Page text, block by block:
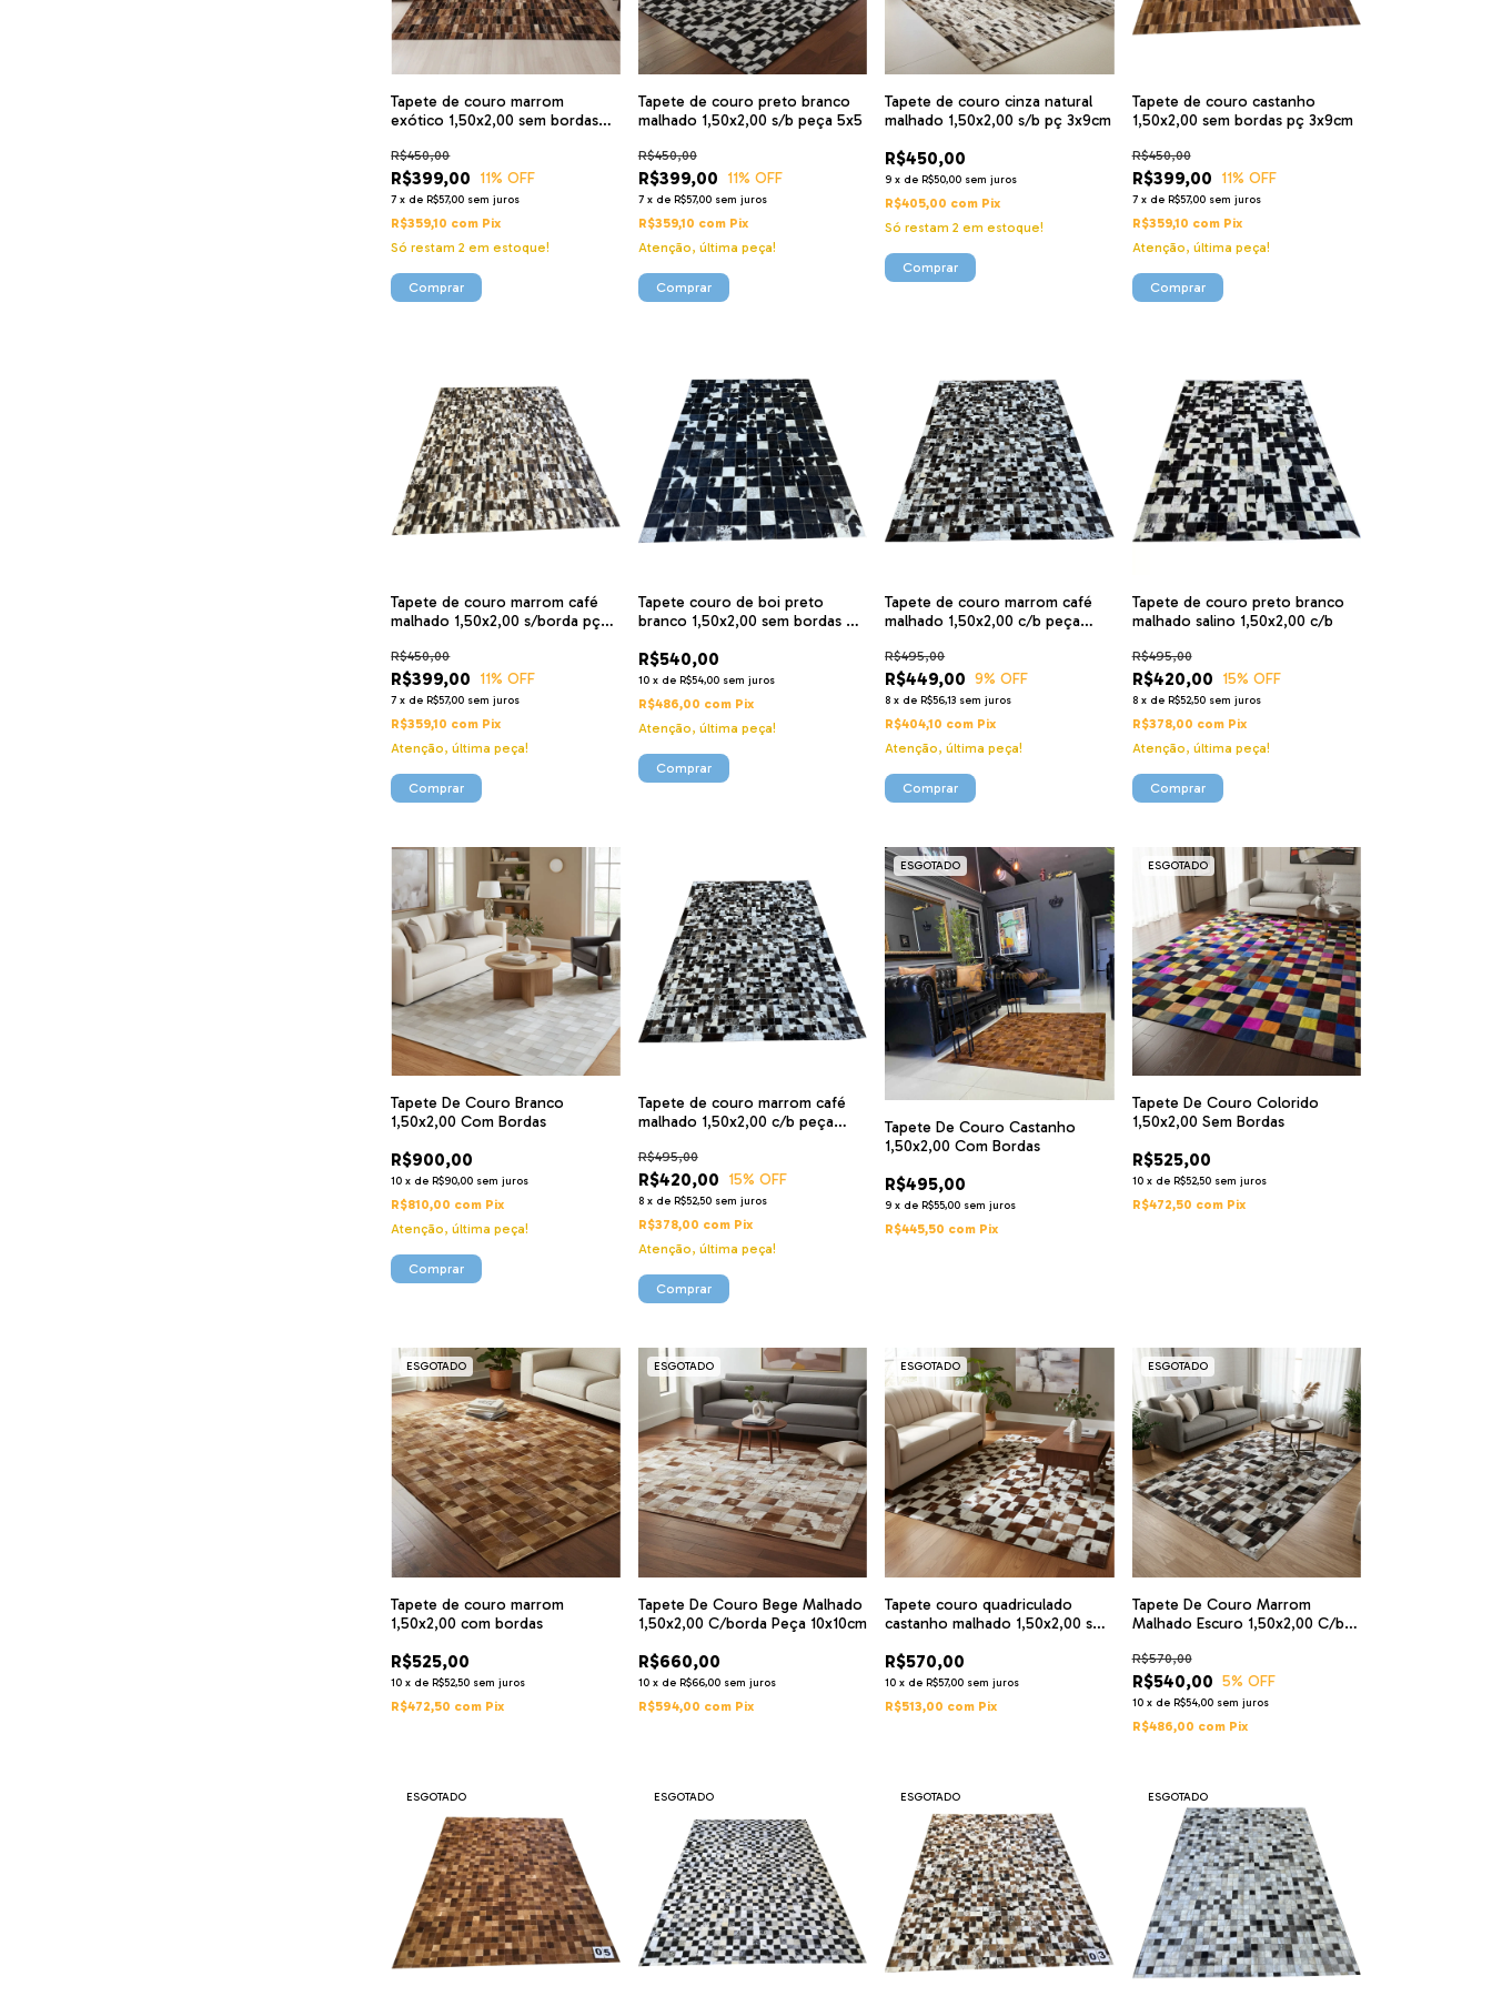
Tapete de couro marrom
exótico 1,50x2,00 sem bordas
R$399,00
R$450,00
11% OFF
7 x deR$57,00 sem juros
R$359,10 com Pix
Só restam2 em estoque!
Tapete de couro preto branco
malhado 1,50x2,00 s/b peça 5x5
R$399,00
R$450,00
11% OFF
7 x de R$57,00 sem juros
R$359,10 com Pix
Atenção, última peça!
Tapete de couro cinza natural
malhado 1,50x2,00 s/b pç 3x9cm
R$450,00
9 x deR$50,00 sem juros
R$405,00 com Pix
Só restam2 em estoque!
Tapete de couro castanho
1,50x2,00 sem bordas pç 3x9cm
R$399,00
R$450,00
11% OFF
7 x de R$57,00 sem juros
R$359,10 com Pix
Atenção, última peça!
Tapete de couro marrom café
malhado 1,50x2,00 s/borda pç
R$399,00
R$450,00
11% OFF
7 x deR$57,00 sem juros
R$359,10 com Pix
Atenção, última peça!
Tapete couro de boi preto
branco 1,50x2,00 sem bordas pç
R$540,00
10 x de R$54,00 sem juros
R$486,00 com Pix
Atenção, última peça!
Tapete de couro marrom café
malhado 1,50x2,00 c/b peça
R$449,00
R$495,00
9% OFF
8 x deR$56,13 sem juros
R$404,10 com Pix
Atenção, última peça!
Tapete de couro preto branco
malhado salino 1,50x2,00 c/b
R$420,00
R$495,00
15% OFF
8 x de R$52,50 sem juros
R$378,00 com Pix
Atenção, última peça!
Tapete De Couro Branco
1,50x2,00 Com Bordas
R$900,00
10 x de R$90,00 sem juros
R$810,00 com Pix
Atenção, última peça!
Tapete de couro marrom café
malhado 1,50x2,00 c/b peça
R$420,00
R$495,00
15% OFF
8 x de R$52,50 sem juros
R$378,00 com Pix
Atenção, última peça!
ESGOTADO
Tapete De Couro Castanho
1,50x2,00 Com Bordas
R$495,00
9 x deR$55,00 sem juros
R$445,50 com Pix
ESGOTADO
Tapete De Couro Colorido
1,50x2,00 Sem Bordas
R$525,00
10 x de R$52,50 sem juros
R$472,50 com Pix
ESGOTADO
Tapete de couro marrom
1,50x2,00 com bordas
R$525,00
10 x deR$52,50 sem juros
R$472,50 com Pix
ESGOTADO
Tapete De Couro Bege Malhado
1,50x2,00 C/borda Peça 10x10cm
R$660,00
10 x de R$66,00 sem juros
R$594,00 com Pix
ESGOTADO
Tapete couro quadriculado
castanho malhado 1,50x2,00 sb
R$570,00
10 x deR$57,00 sem juros
R$513,00 com Pix
ESGOTADO
Tapete De Couro Marrom
Malhado Escuro 1,50x2,00 C/b
R$540,00
R$570,00
5% OFF
10 x de R$54,00 sem juros
R$486,00 com Pix
ESGOTADO ESGOTADO ESGOTADO ESGOTADO